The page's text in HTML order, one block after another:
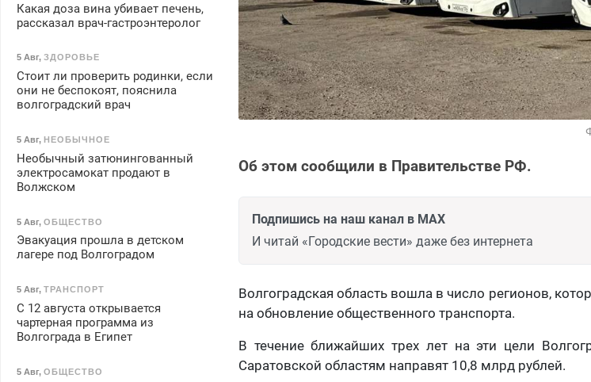
Об этом сообщили в Правительстве РФ.
Подпишись на наш канал в MAX
И читай «Городские вести» даже без интернета
Волгоградская область вошла в число регионов,
на обновление общественного транспорта.
В течение ближайших трех лет на эти цели
Саратовской областям направят 10,8 млрд рублей.
Какая доза вина убивает печень,
рассказал врач-гастроэнтеролог
5 Авг, ЗДОРОВЬЕ
Стоит ли проверить родинки, если
они не беспокоят, пояснила
волгоградский врач
5 Авг, НЕОБЫЧНОЕ
Необычный затюнингованный
электросамокат продают в
Волжском
5 Авг, ОБЩЕСТВО
Эвакуация прошла в детском
лагере под Волгоградом
5 Авг, ТРАНСПОРТ
С 12 августа открывается
чартерная программа из
Волгограда в Египет
5 Авг, ОБЩЕСТВО